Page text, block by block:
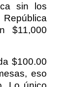
sin los
$11,000
$100.00
eso